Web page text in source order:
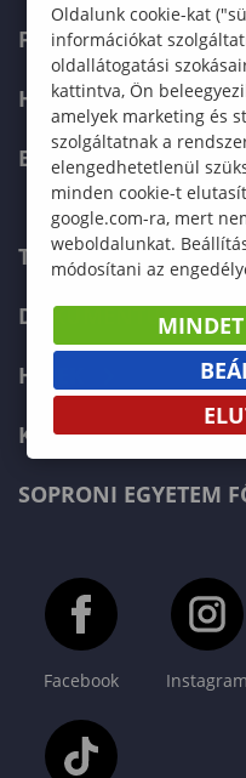
FELVÉTELIZŐKNEK
HALLGATÓKNAK
ERASMUS+
TELEFONKÖNYV
DOKUMENTUMOK
HÍREK
KAPCSOLAT
SOPRONI EGYETEM
Facebook Instagram
Oldalunk cookie-kat
információkat
oldallátogatási
kattintva, Ön
amelyek marketing és
szolgáltatnak a
elengedhetetlenül
minden cookie-t
google.com-ra, mert
weboldalunkat.
módosítani az